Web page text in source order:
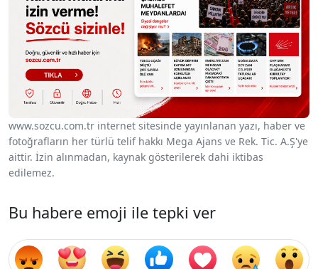
www.sozcu.com.tr internet sitesinde yayınlanan yazı, haber ve
fotoğrafların her türlü telif hakkı Mega Ajans ve Rek. Tic. A.Ş'ye
aittir. İzin alınmadan, kaynak gösterilerek dahi iktibas
edilemez.
Bu habere emoji ile tepki ver